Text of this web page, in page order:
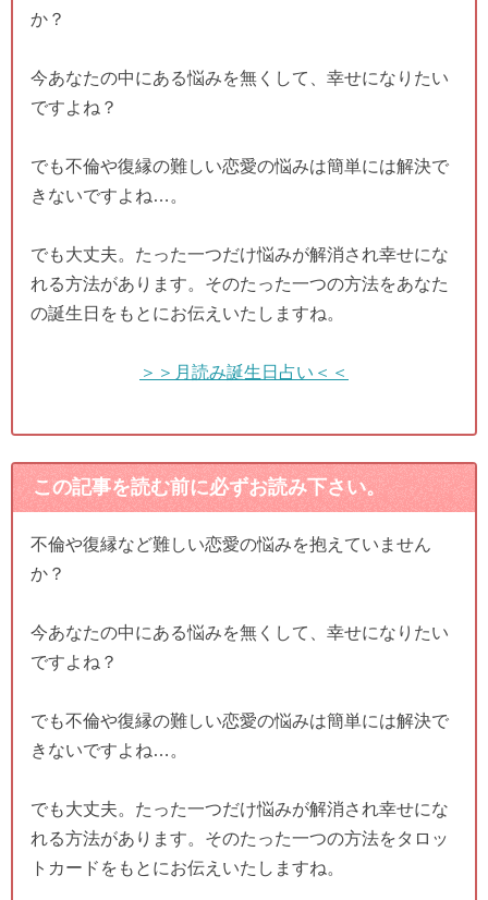
か？
今あなたの中にある悩みを無くして、幸せになりたい
ですよね？
でも不倫や復縁の難しい恋愛の悩みは簡単には解決で
きないですよね…。
でも大丈夫。たった一つだけ悩みが解消され幸せにな
れる方法があります。そのたった一つの方法をあなた
の誕生日をもとにお伝えいたしますね。
＞＞月読み誕生日占い＜＜
この記事を読む前に必ずお読み下さい。
不倫や復縁など難しい恋愛の悩みを抱えていません
か？
今あなたの中にある悩みを無くして、幸せになりたい
ですよね？
でも不倫や復縁の難しい恋愛の悩みは簡単には解決で
きないですよね…。
でも大丈夫。たった一つだけ悩みが解消され幸せにな
れる方法があります。そのたった一つの方法をタロッ
トカードをもとにお伝えいたしますね。